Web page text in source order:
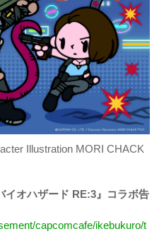
Illustration MORI CHACK
オハザード RE:3』コラボ告
capcomcafe/ikebukuro/t